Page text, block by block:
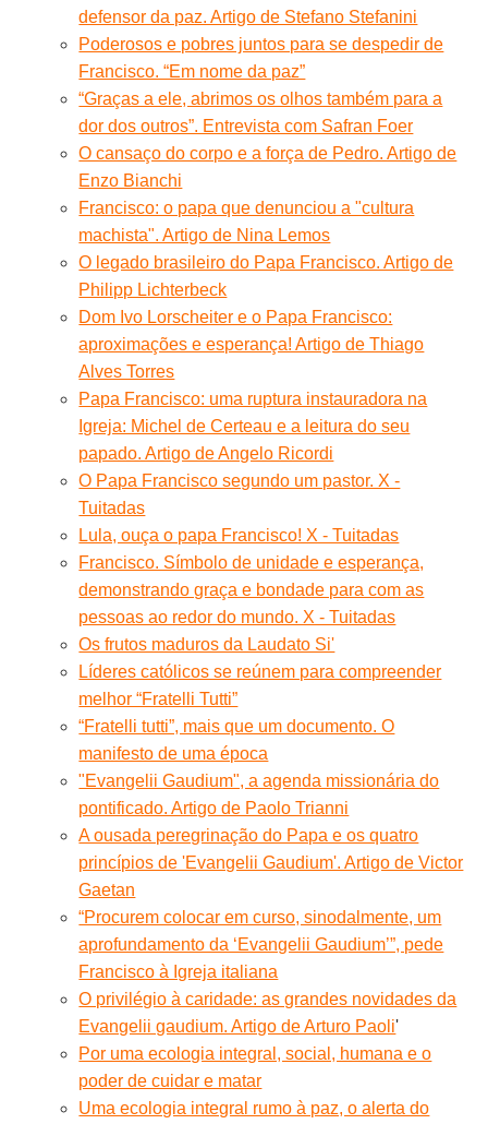
defensor da paz. Artigo de Stefano Stefanini
Poderosos e pobres juntos para se despedir de
Francisco. “Em nome da paz”
“Graças a ele, abrimos os olhos também para a
dor dos outros”. Entrevista com Safran Foer
O cansaço do corpo e a força de Pedro. Artigo de
Enzo Bianchi
Francisco: o papa que denunciou a "cultura
machista". Artigo de Nina Lemos
O legado brasileiro do Papa Francisco. Artigo de
Philipp Lichterbeck
Dom Ivo Lorscheiter e o Papa Francisco:
aproximações e esperança! Artigo de Thiago
Alves Torres
Papa Francisco: uma ruptura instauradora na
Igreja: Michel de Certeau e a leitura do seu
papado. Artigo de Angelo Ricordi
O Papa Francisco segundo um pastor. X -
Tuitadas
Lula, ouça o papa Francisco! X - Tuitadas
Francisco. Símbolo de unidade e esperança,
demonstrando graça e bondade para com as
pessoas ao redor do mundo. X - Tuitadas
Os frutos maduros da Laudato Si'
Líderes católicos se reúnem para compreender
melhor “Fratelli Tutti”
“Fratelli tutti”, mais que um documento. O
manifesto de uma época
"Evangelii Gaudium", a agenda missionária do
pontificado. Artigo de Paolo Trianni
A ousada peregrinação do Papa e os quatro
princípios de 'Evangelii Gaudium'. Artigo de Victor
Gaetan
“Procurem colocar em curso, sinodalmente, um
aprofundamento da ‘Evangelii Gaudium’”, pede
Francisco à Igreja italiana
O privilégio à caridade: as grandes novidades da
Evangelii gaudium. Artigo de Arturo Paoli'
Por uma ecologia integral, social, humana e o
poder de cuidar e matar
Uma ecologia integral rumo à paz, o alerta do